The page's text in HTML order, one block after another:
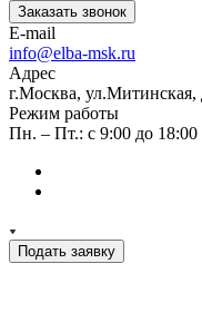
Заказать звонок
E-mail
info@elba-msk.ru
Адрес
г.Москва, ул.Митинская,
Режим работы
Пн. – Пт.: с 9:00 до 18:00
Подать заявку